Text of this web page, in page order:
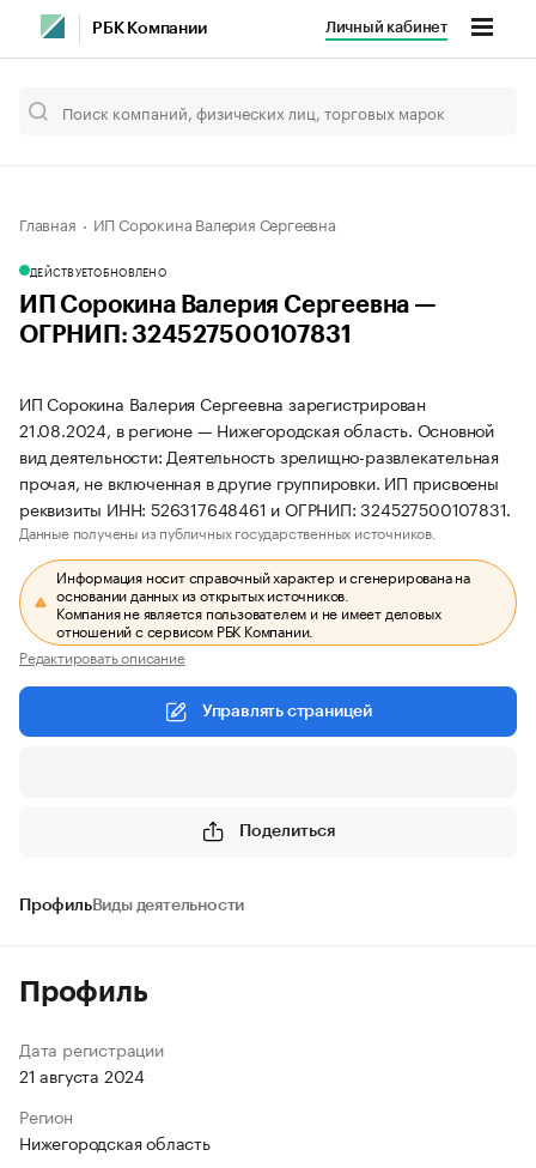
РБК Компании Личный кабинет
Главная ИП Сорокина Валерия Сергеевна
ДЕЙСТВУЕТОБНОВЛЕНО
ИП Сорокина Валерия Сергеевна —
ОГРНИП: 324527500107831
ИП Сорокина Валерия Сергеевна зарегистрирован
21.08.2024, в регионе — Нижегородская область. Основной
вид деятельности: Деятельность зрелищно-развлекательная
прочая, не включенная в другие группировки. ИП присвоены
реквизиты ИНН: 526317648461 и ОГРНИП: 324527500107831.
Данные получены из публичных государственных источников.
Информация носит справочный характер и сгенерирована на
основании данных из открытых источников.
Компания не является пользователем и не имеет деловых
отношений с сервисом РБК Компании.
Редактировать описание
Управлять страницей
Поделиться
ПрофильВиды деятельности
Профиль
Дата регистрации
21 августа 2024
Регион
Нижегородская область